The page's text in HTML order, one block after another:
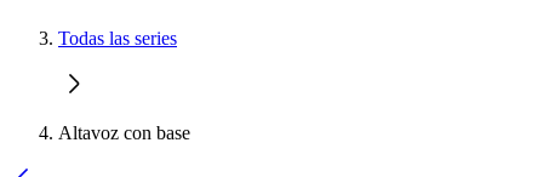
Todas las series
Altavoz con base